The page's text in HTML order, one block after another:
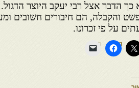
כך הדבר אצל רבי יעקב היוצר
והקבלה, הם חיבורים חשובים
על פי זכרונו.